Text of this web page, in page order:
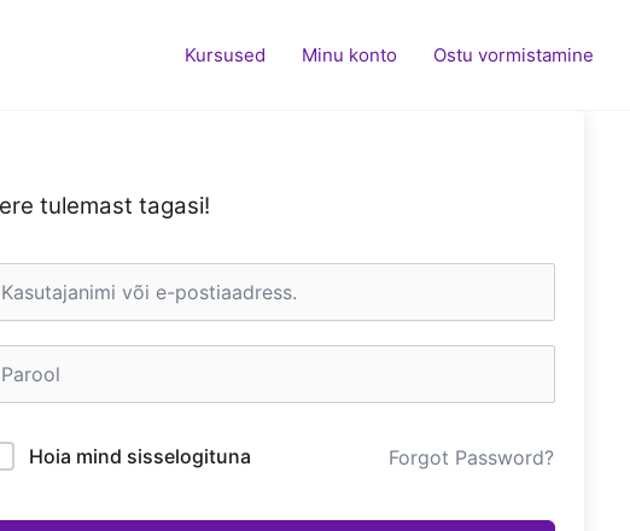
Kursused Minu konto Ostu vormistamine
tulemast tagasi!
Hoia mind sisselogituna Forgot Password?